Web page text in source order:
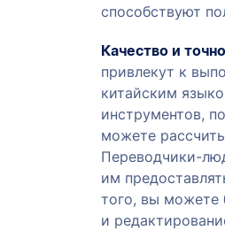
способствуют
Качество и
привлекут к
китайским
инструментов,
можете
Переводчики-
им
того, вы можете
и